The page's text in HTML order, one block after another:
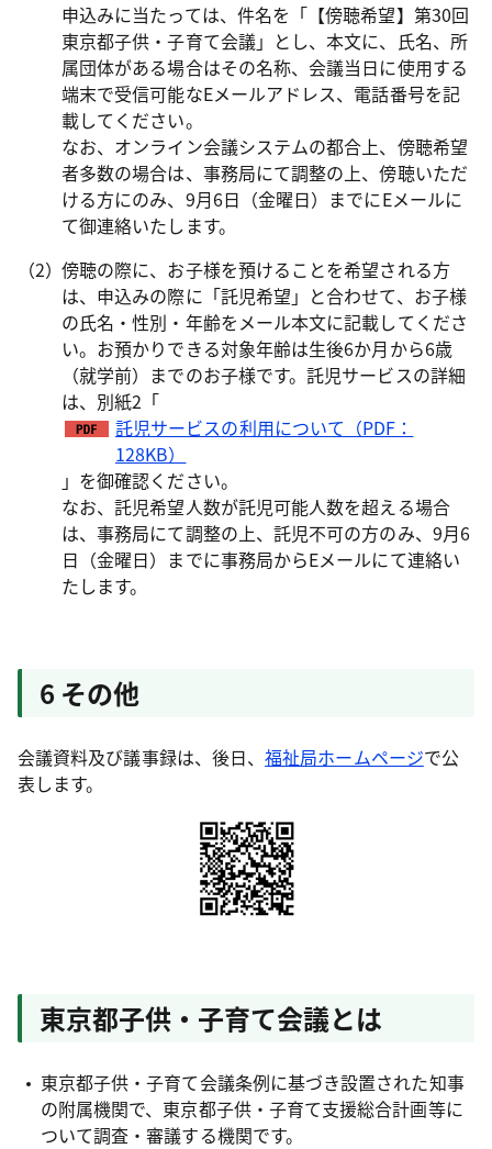
申込みに当たっては、件名を「【傍聴希望】第30回
東京都子供・子育て会議」とし、本文に、氏名、所
属団体がある場合はその名称、会議当日に使用する
端末で受信可能なEメールアドレス、電話番号を記
載してください。
なお、オンライン会議システムの都合上、傍聴希望
者多数の場合は、事務局にて調整の上、傍聴いただ
ける方にのみ、9月6日（金曜日）までにEメールに
て御連絡いたします。
傍聴の際に、お子様を預けることを希望される方
は、申込みの際に「託児希望」と合わせて、お子様
の氏名・性別・年齢をメール本文に記載してくださ
い。お預かりできる対象年齢は生後6か月から6歳
（就学前）までのお子様です。託児サービスの詳細
は、別紙2「
託児サービスの利用について（PDF：
128KB）
」を御確認ください。
なお、託児希望人数が託児可能人数を超える場合
は、事務局にて調整の上、託児不可の方のみ、9月6
日（金曜日）までに事務局からEメールにて連絡い
たします。
6 その他
会議資料及び議事録は、後日、福祉局ホームページで公
表します。
東京都子供・子育て会議とは
東京都子供・子育て会議条例に基づき設置された知事
の附属機関で、東京都子供・子育て支援総合計画等に
ついて調査・審議する機関です。